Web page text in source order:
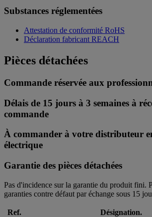
Substances réglementées
Attestation de conformité RoHS
Déclaration fabricant REACH
Pièces détachées
Commande réservée aux
Délais de 15 jours à 3 semaines à
commande
À commander à votre distributeur
électrique
Garantie des pièces détachées
Pas d'incidence sur la garantie du produit fini.
garanties contre défaut par échange sous 15
Ref.
Désignation.